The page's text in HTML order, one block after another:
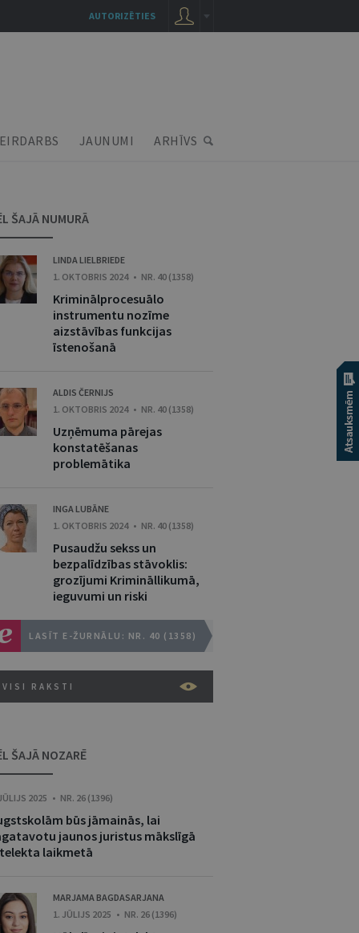
JAUNUMI ARHĪVS
ŠAJĀ NUMURĀ
LINDA LIELBRIEDE
1. OKTOBRIS 2024 • NR. 40 (1358)
Kriminālprocesuālo
instrumentu nozīme
aizstāvības funkcijas
īstenošanā
ALDIS ČERNIJS
1. OKTOBRIS 2024 • NR. 40 (1358)
Uzņēmuma pārejas
konstatēšanas
problemātika
INGA LUBĀNE
1. OKTOBRIS 2024 • NR. 40 (1358)
Pusaudžu sekss un
bezpalīdzības stāvoklis:
grozījumi Krimināllikumā,
ieguvumi un riski
LASĪT E-ŽURNĀLU: NR. 40 (1358)
VISI RAKSTI
ŠAJĀ NOZARĒ
2025 • NR. 26 (1396)
būs jāmainās, lai
jaunos juristus mākslīgā
laikmetā
MARJAMA BAGDASARJANA
1. JŪLIJS 2025 • NR. 26 (1396)
AUTORIZĒTIES